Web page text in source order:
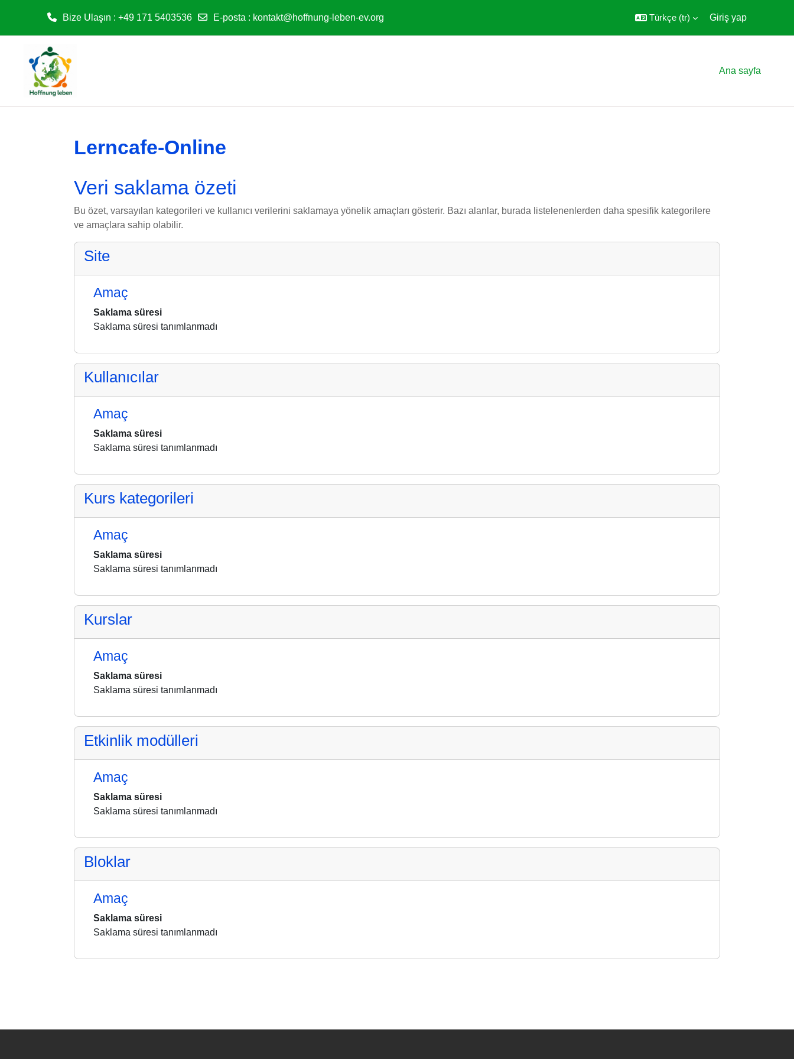
Bize Ulaşın : +49 171 5403536 E-posta : kontakt@hoffnung-leben-ev.org Türkçe ‎(tr)‎ Giriş yap
Ana sayfa
Lerncafe-Online
Veri saklama özeti
Bu özet, varsayılan kategorileri ve kullanıcı verilerini saklamaya yönelik amaçları gösterir. Bazı alanlar, burada listelenenlerden daha spesifik kategorilere
ve amaçlara sahip olabilir.
Site
Amaç
Saklama süresi
Saklama süresi tanımlanmadı
Kullanıcılar
Amaç
Saklama süresi
Saklama süresi tanımlanmadı
Kurs kategorileri
Amaç
Saklama süresi
Saklama süresi tanımlanmadı
Kurslar
Amaç
Saklama süresi
Saklama süresi tanımlanmadı
Etkinlik modülleri
Amaç
Saklama süresi
Saklama süresi tanımlanmadı
Bloklar
Amaç
Saklama süresi
Saklama süresi tanımlanmadı